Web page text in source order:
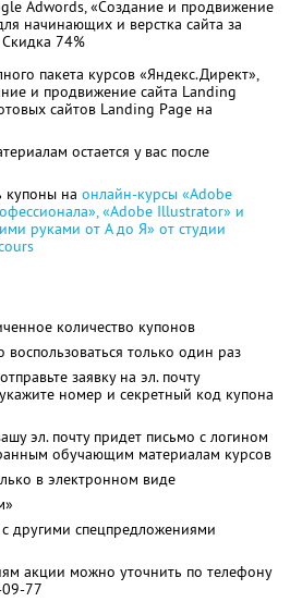
Adwords, «Создание и продвижение
начинающих и верстка сайта за
74%
пакета курсов «Яндекс.Директ»,
и продвижение сайта Landing
сайтов Landing Page на
остается у вас после
купоны на онлайн-курсы «Adobe
«Adobe Illustrator» и
руками от А до Я» от студии
количество купонов
только один раз
заявку на эл. почту
номер и секретный код купона
эл. почту придет письмо с логином
обучающим материалам курсов
в электронном виде
другими спецпредложениями
акции можно уточнить по телефону
77